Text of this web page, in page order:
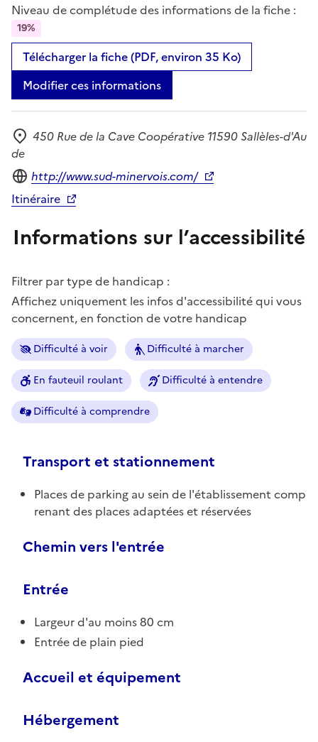
Niveau de complétude des informations de la fiche :
19%
Télécharger la fiche (PDF, environ 35 Ko)
Modifier ces informations
Adresse
450 Rue de la Cave Coopérative 11590 Sallèles-d'Au
de
Site internet
http://www.sud-minervois.com/
Itinéraire
Informations sur l’accessibilité
Filtrer par type de handicap :
Affichez uniquement les infos d'accessibilité qui vous
concernent, en fonction de votre handicap
Difficulté à voir Difficulté à marcher
En fauteuil roulant Difficulté à entendre
Difficulté à comprendre
Transport et stationnement
Places de parking au sein de l'établissement comp
renant des places adaptées et réservées
Chemin vers l'entrée
Entrée
Largeur d'au moins 80 cm
Entrée de plain pied
Accueil et équipement
Hébergement